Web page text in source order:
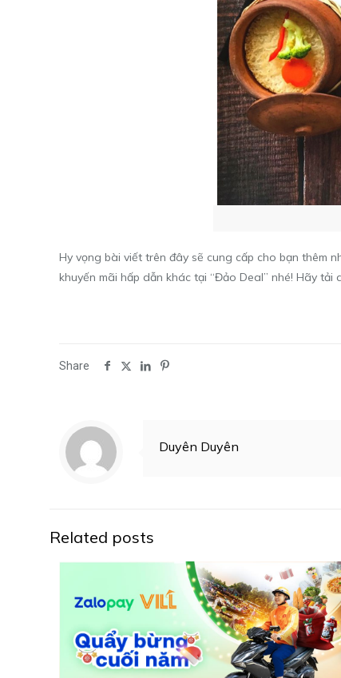
Hy vọng bài viết trên đây sẽ cung cấp cho bạn thêm
khuyến mãi hấp dẫn khác tại “Đảo Deal” nhé! Hãy tải
Share
Duyên Duyên
Related posts